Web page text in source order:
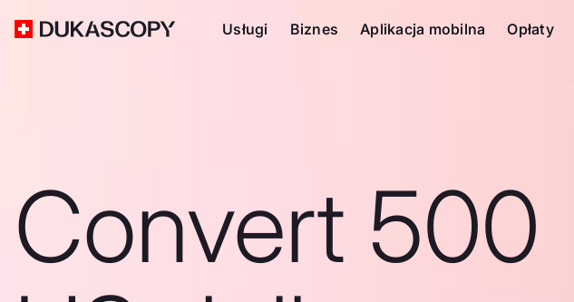
Usługi Biznes Aplikacja mobilna Opłaty
Convert 500